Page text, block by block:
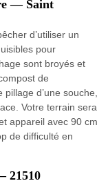
— Saint
d’utiliser un
pour
sont broyés et
de
d’une souche,
Votre terrain sera
appareil avec 90 cm
de difficulté en
21510